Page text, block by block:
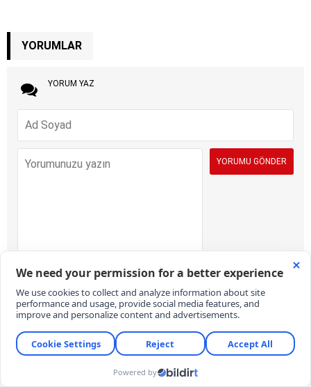
YORUMLAR
YORUM YAZ
İÇERİK VE ONAY KURALLARI:KARAR Gazetesi yorum sütunları ifade
hürriyetinin kullanımı için vardır. Sayfalarımız, temel insan haklarına,
hukuka, inanca ve farklı fikirlere saygı temelinde ve demokratik
değerler çerçevesinde yazılan yorumlara açıktır. Yorumların içerik ve
imla kalitesi gazete kadar okurların da sorumluluğundadır. Hakaret,
küfür, rencide edici cümleler veya imalar, imla kuralları ile yazılmamış,
Türkçe karakter kullanılmayan ve büyük harflerle yazılmış yorumlar
içeriğine bakılmaksızın onaylanmamaktadır. Özensizce belirlenmiş
kullanıcı adlarıyla gönderilen veya haber ve yazının bağlamının